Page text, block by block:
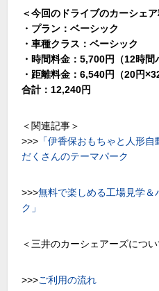
＜今回のドライブのカーシェア
・プラン：ベーシック
・車種クラス：ベーシック
・時間料金：5,700円（12時間
・距離料金：6,540円（20円
合計：12,240円
＜関連記事＞
>>> 「伊香保おもちゃと人形
だくさんのテーマパーク
>>>無料で楽しめる工場見学
ク」
＜三井のカーシェアーズについ
>>>ご利用の流れ